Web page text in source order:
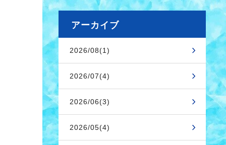
アーカイブ
2026/08(1)
2026/07(4)
2026/06(3)
2026/05(4)